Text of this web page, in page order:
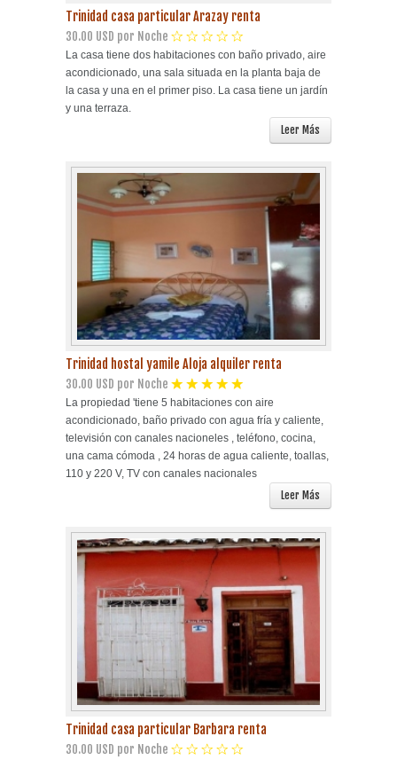
Trinidad casa particular Arazay renta
30.00 USD por Noche
La casa tiene dos habitaciones con baño privado, aire
acondicionado, una sala situada en la planta baja de
la casa y una en el primer piso. La casa tiene un jardín
y una terraza.
Leer Más
Trinidad hostal yamile Aloja alquiler renta
30.00 USD por Noche
La propiedad 'tiene 5 habitaciones con aire
acondicionado, baño privado con agua fría y caliente,
televisión con canales nacioneles , teléfono, cocina,
una cama cómoda , 24 horas de agua caliente, toallas,
110 y 220 V, TV con canales nacionales
Leer Más
Trinidad casa particular Barbara renta
30.00 USD por Noche